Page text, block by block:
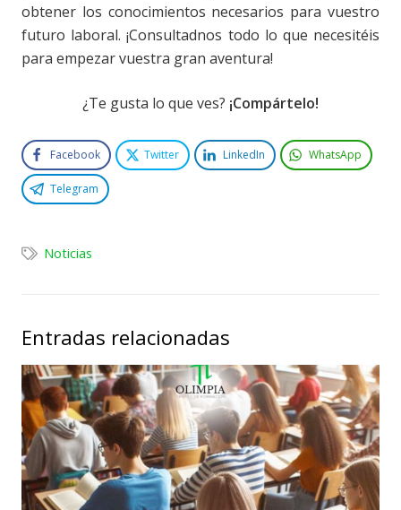
obtener los conocimientos necesarios para vuestro
futuro laboral. ¡Consultadnos todo lo que necesitéis
para empezar vuestra gran aventura!
¿Te gusta lo que ves? ¡Compártelo!
Facebook Twitter LinkedIn WhatsApp
Telegram
Noticias
Entradas relacionadas